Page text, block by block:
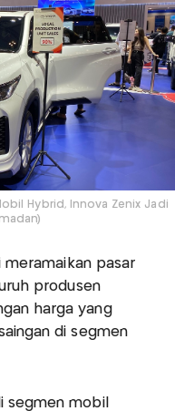
Hybrid, Innova Zenix Jadi
meramaikan pasar
produsen
harga yang
di segmen
segmen mobil